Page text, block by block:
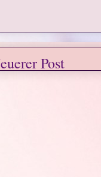
Post